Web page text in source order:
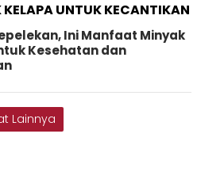
UNTUK KECANTIKAN
Ini Manfaat Minyak
Kesehatan dan
Lainnya